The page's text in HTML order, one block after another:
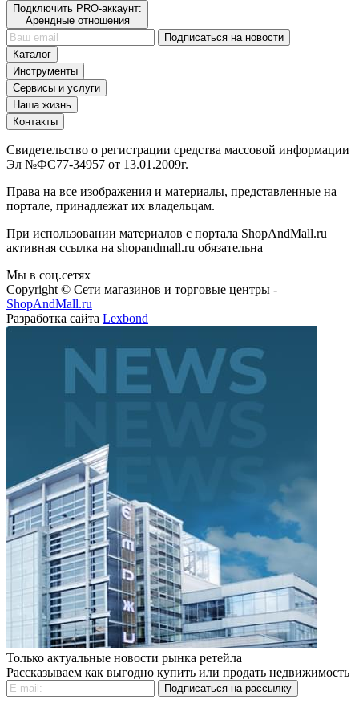
Подключить PRO-аккаунт:
Арендные отношения
Подписаться на новости
Каталог
Инструменты
Сервисы и услуги
Наша жизнь
Контакты
Свидетельство о регистрации средства массовой информации
Эл №ФС77-34957 от 13.01.2009г.
Права на все изображения и материалы, представленные на
портале, принадлежат их владельцам.
При использовании материалов с портала ShopAndMall.ru
активная ссылка на shopandmall.ru обязательна
Мы в соц.сетях
Copyright © Сети магазинов и торговые центры -
ShopAndMall.ru
Разработка сайта Lexbond
Только актуальные новости рынка ретейла
Рассказываем как выгодно купить или продать недвижимость